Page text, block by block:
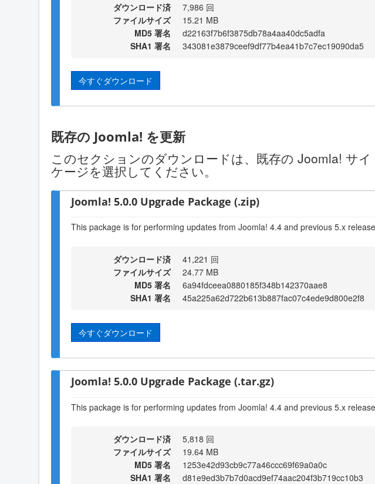
ダウンロード済
7,986 回
ファイルサイズ
15.21 MB
MD5 署名
d22163f7b6f3875db78a4aa40dc5adfa
SHA1 署名
343081e3879ceef9df77b4ea41b7c7ec19090da5
今すぐダウンロード
既存の Joomla! を更新
このセクションのダウンロードは、既存の Joomla! サ
ケージを選択してください。
Joomla! 5.0.0 Upgrade Package (.zip)
This package is for performing updates from Joomla! 4.4 and previous 5.x
ダウンロード済
41,221 回
ファイルサイズ
24.77 MB
MD5 署名
6a94fdceea0880185f348b142370aae8
SHA1 署名
45a225a62d722b613b887fac07c4ede9d800e2f8
今すぐダウンロード
Joomla! 5.0.0 Upgrade Package (.tar.gz)
This package is for performing updates from Joomla! 4.4 and previous 5.x
ダウンロード済
5,818 回
ファイルサイズ
19.64 MB
MD5 署名
1253e42d93cb9c77a46ccc69f69a0a0c
SHA1 署名
d81e9ed3b7b7d0acd9ef74aac204f3b719cc10b3